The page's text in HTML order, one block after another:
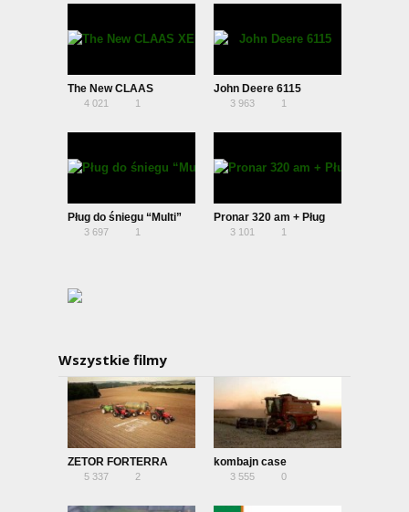
The New CLAAS
XERION 2014
4 021 1
John Deere 6115
3 963 1
Pług do śniegu “Multi”
Metal-Fach
3 697 1
Pronar 320 am + Pług
Kacper
3 101 1
Wszystkie filmy
ZETOR FORTERRA
5 337 2
kombajn case
3 555 0